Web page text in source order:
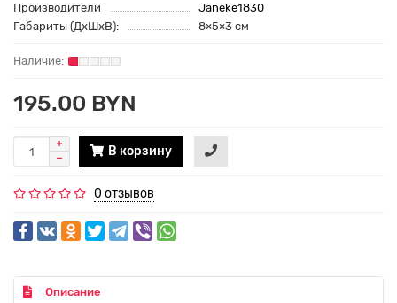
Производители
Janeke1830
Габариты (ДхШхВ):
8×5×3 см
195.00 BYN
В корзину
0 отзывов
Описание